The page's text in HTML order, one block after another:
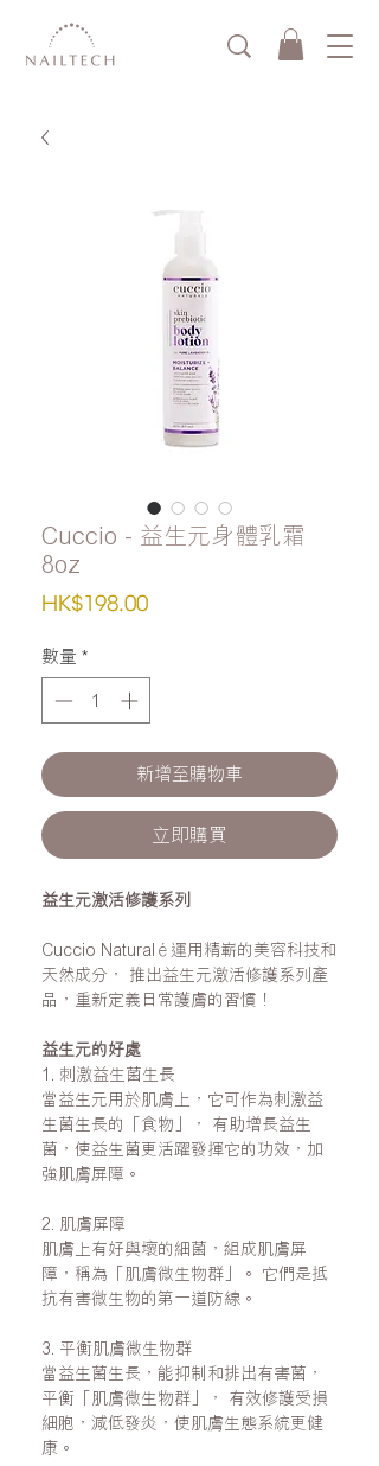
Cuccio - 益生元身體乳霜
8oz
HK$198.00價
數量 *
新增至購物車
立即購買
益生元激活修護系列
Cuccio Naturalé運用精嶄的美容科技和
天然成分， 推出益生元激活修護系列產
品，重新定義日常護膚的習慣！
益生元的好處
1. 刺激益生菌生長
當益生元用於肌膚上，它可作為刺激益
生菌生長的「食物」， 有助增長益生
菌，使益生菌更活躍發揮它的功效，加
強肌膚屏障。
2. 肌膚屏障
肌膚上有好與壞的細菌，組成肌膚屏
障，稱為「肌膚微生物群」。 它們是抵
抗有害微生物的第一道防線。
3. 平衡肌膚微生物群
當益生菌生長，能抑制和排出有害菌，
平衡「肌膚微生物群」， 有效修護受損
細胞，減低發炎，使肌膚生態系統更健
康。